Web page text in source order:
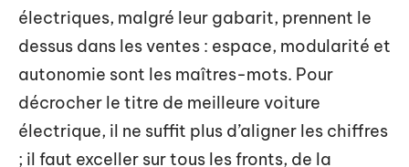
électriques, malgré leur gabarit, prennent le
dessus dans les ventes : espace, modularité et
autonomie sont les maîtres-mots. Pour
décrocher le titre de meilleure voiture
électrique, il ne suffit plus d’aligner les chiffres
; il faut exceller sur tous les fronts, de la